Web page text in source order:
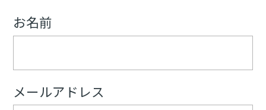
お名前
メールアドレス